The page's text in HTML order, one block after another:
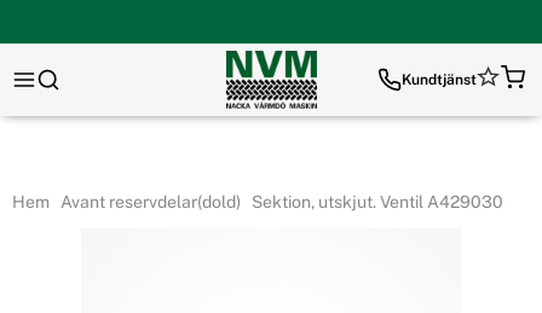
Kundtjänst
Hem Avant reservdelar(dold) Sektion, utskjut. Ventil A429030